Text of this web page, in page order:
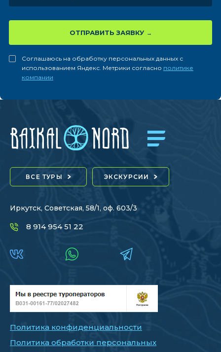
ОТПРАВИТЬ ЗАЯВКУ
Соглашаюсь на обработку персональных данных с
использованием Яндекс. Метрики согласно политике
компании
ВСЕ ТУРЫ ЭКСКУРСИИ
Иркутск, Советская, 58/1, оф. 603/3
8 914 954 51 22
Политика конфиденциальности
Политика обработки персональных